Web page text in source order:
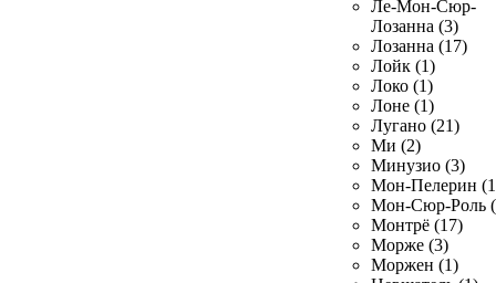
Ле-Мон-Сюр-
Лозанна (3)
Лозанна (17)
Лойк (1)
Локо (1)
Лоне (1)
Лугано (21)
Ми (2)
Минузио (3)
Мон-Пелерин
Мон-Сюр-Роль
Монтрё (17)
Морже (3)
Моржен (1)